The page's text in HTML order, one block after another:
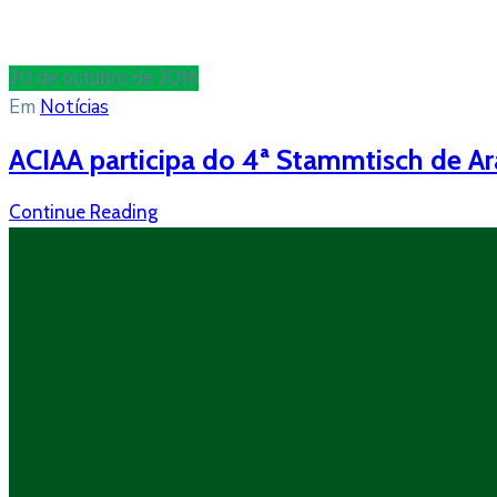
20 de outubro de 2016
Em Notícias
ACIAA participa do 4ª Stammtisch de
Continue Reading